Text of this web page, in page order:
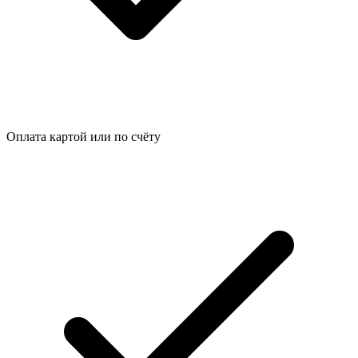
Оплата картой или по счёту